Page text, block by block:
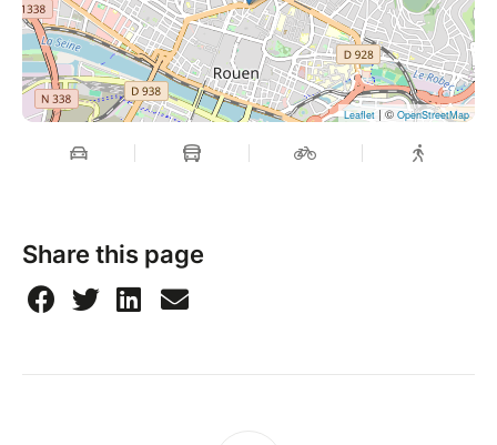
Leaflet | ©OpenStreetMap
Share this page